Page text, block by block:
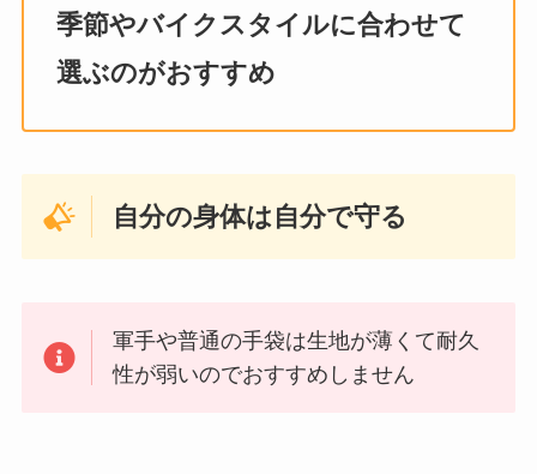
季節やバイクスタイルに合わせて
選ぶのがおすすめ
自分の身体は自分で守る
軍手や普通の手袋は生地が薄くて耐久
性が弱いのでおすすめしません